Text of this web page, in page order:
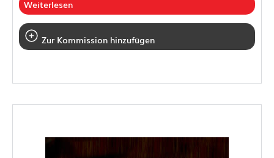
Weiterlesen
Zur Kommission hinzufügen